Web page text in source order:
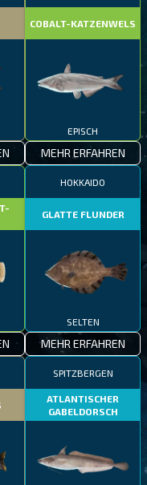
COBALT-KATZENWELS
EPISCH
MEHR ERFAHREN
HOKKAIDO
GLATTE FLUNDER
SELTEN
MEHR ERFAHREN
SPITZBERGEN
ATLANTISCHER
GABELDORSCH